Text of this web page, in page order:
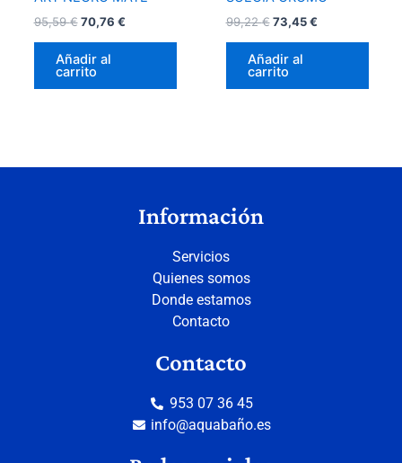
95,59€ 70,76 €
Añadir al
carrito
99,22€ 73,45€
Añadir al
carrito
Información
Servicios
Quienes somos
Donde estamos
Contacto
Contacto
953 07 36 45
info@aquabaño.es